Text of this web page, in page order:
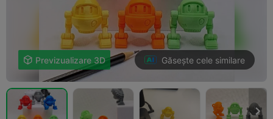
 Previzualizare 3D Găsește cele similare
